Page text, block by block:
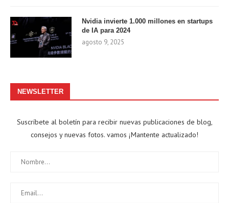
Nvidia invierte 1.000 millones en startups
de IA para 2024
agosto 9, 2025
NEWSLETTER
Suscríbete al boletín para recibir nuevas publicaciones de blog,
consejos y nuevas fotos. vamos ¡Mantente actualizado!